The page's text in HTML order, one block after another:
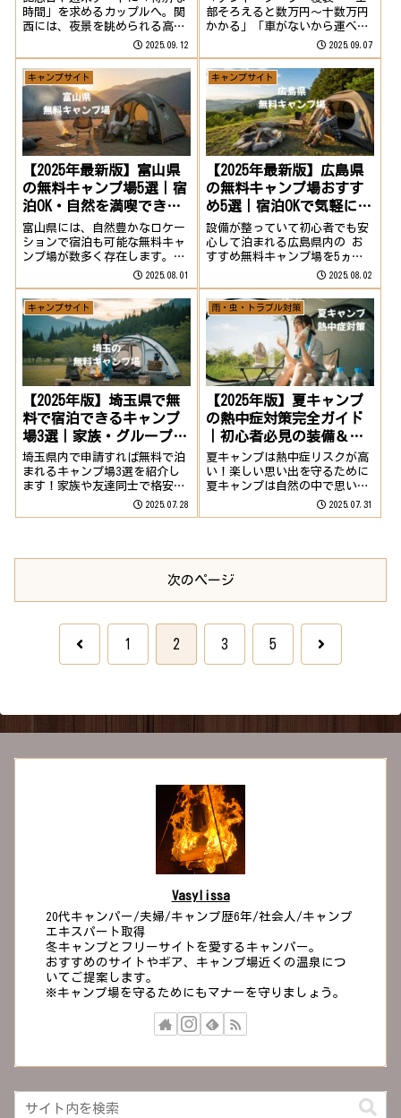
時間」を求めるカップルへ。関
西には、夜景を眺められる高台
ロケーションや、客室や施設で
露天風呂を楽しめるグランピン
グが揃っています。この記事で
はロマンチックさ重視で厳選し
た3施設を紹介します！早見比
較表施設名露天の...
2025.09.12
部そろえると数万円〜十数万円
かかる」「車がないから運べな
い」「買っても合わなかったら
困る」──そんな悩み、めっち
ゃあるあるです。まずはレンタ
ルで“手ぶらキャンプ”を試す
と、コスト・手間・失敗リスク
を大幅に減らせま...
2025.09.07
キャンプサイト
【2025年最新版】広島県
の無料キャンプ場おすす
め5選｜宿泊OKで気軽にア
ウトドアを満喫
設備が整っていて初心者でも安
心して泊まれる広島県内の お
すすめ無料キャンプ場を5ヵ所
厳選してご紹介！おすすめ無料
プ場｜市街地近くで便利出典:
市街地から近いのに自然を感じ
られる穴場スポット。キャンプ
場には仮設トイ...
2025.08.02
キャンプサイト
【2025年最新版】富山県
の無料キャンプ場5選｜宿
泊OK・自然を満喫できる
おすすめスポット
富山県には、自然豊かなロケー
ションで宿泊も可能な無料キャ
ンプ場が数多く存在します。海
と山に囲まれた富山ならではの
も整ったスポットが充実！無料
キャンプ場5選おすすめの宿泊
可能＆無料のキャンプ場を5ヶ
所厳選して紹介し...
2025.08.01
雨・虫・トラブル対策
【2025年版】夏キャンプ
の熱中症対策完全ガイド
｜初心者必見の装備＆注
意点
夏キャンプは熱中症リスクが高
い！楽しい思い出を守るために
夏キャンプは自然の中で思いっ
きり遊べる最高のアウトドア。
でも一方で、強い日差しと高温
フラフラ」「急に体調が悪くな
る」……そんな事...
2025.07.31
キャンプサイト
【2025年版】埼玉県で無
料で宿泊できるキャンプ
場3選｜家族・グループで
楽しめる格安アウトドア
スポット
埼玉県内で申請すれば無料で泊
まれるキャンプ場3選を紹介し
ます！家族や友達同士で格安ア
ウトドアを楽しみたい方は、ぜ
ひチェックしてみてください。
期間限定で宿泊キャンプが楽し
2025.07.28
次のページ
前 1 2 3 5 次
Vasylissa
20代キャンパー/夫婦/キャンプ歴6年/社会人/キャンプ
エキスパート取得
冬キャンプとフリーサイトを愛するキャンパー。
おすすめのサイトやギア、キャンプ場近くの温泉につ
いてご提案します。
※キャンプ場を守るためにもマナーを守りましょう。